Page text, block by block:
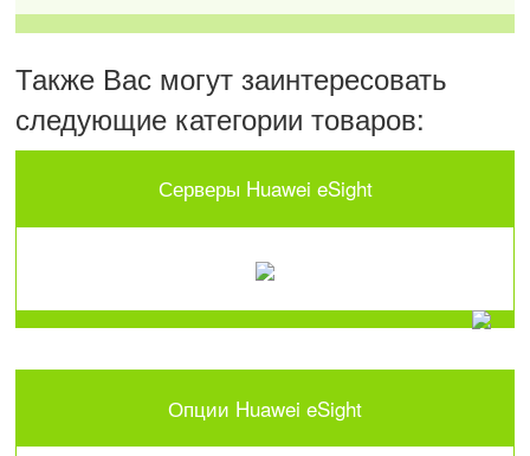
Также Вас могут заинтересовать
следующие категории товаров:
Серверы Huawei eSight
Опции Huawei eSight